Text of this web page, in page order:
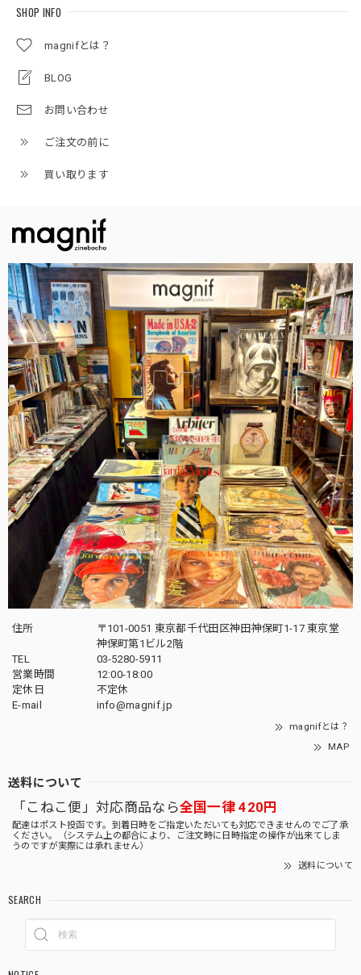
SHOP INFO
magnifとは？
BLOG
お問い合わせ
ご注文の前に
買い取ります
住所
〒101-0051 東京都千代田区神田神保町1-17 東京堂
神保町第1ビル2階
TEL
03-5280-5911
営業時間
12:00-18:00
定休日
不定休
E-mail
info@magnif.jp
magnifとは？
MAP
送料について
「こねこ便」対応商品なら全国一律 420円
配達はポスト投函です。到着日時をご指定いただいても対応できませんのでご了承
ください。（システム上の都合により、ご注文時に日時指定の操作が出来てしま
うのですが実際には承れません）
送料について
SEARCH